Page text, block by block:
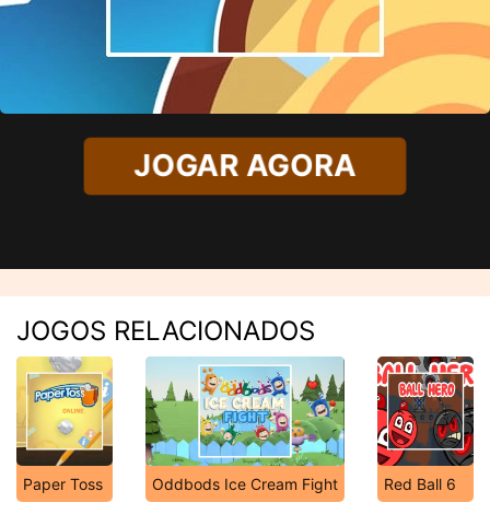
JOGAR AGORA
JOGOS RELACIONADOS
Paper Toss Oddbods Ice Cream Fight Red Ball 6